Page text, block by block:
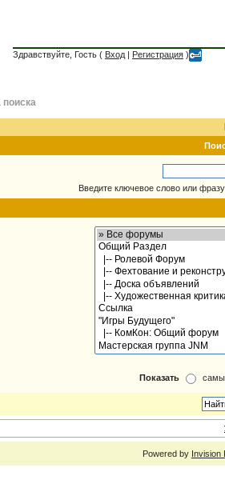
Здравствуйте, Гость ( Вход | Регистрация )
Введите ключевое слово или
Показать
Powered by Invision